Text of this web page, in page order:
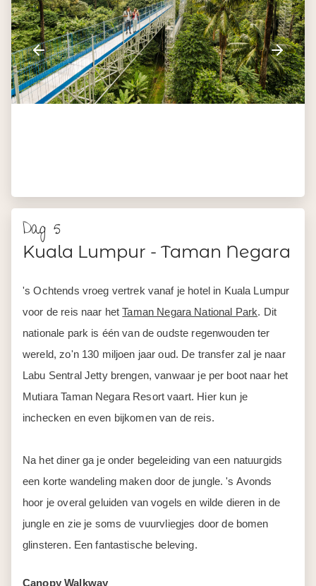
's Ochtends vroeg vertrek vanaf je hotel in Kuala Lumpur
voor de reis naar het
nationale park is één van de oudste regenwouden ter
wereld, zo'n 130 miljoen jaar oud. De transfer zal je naar
Taman Negara heeft één van de langste hangbruggen van
Maleisië: de Canopy Walkway. Op 30 tot 40 meter hoogte
loop je over smalle loopbruggen tussen de boomtoppen